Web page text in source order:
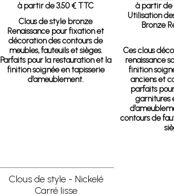
à partir de 3.50 € TTC
Clous de style bronze
Renaissance pour fixation et
décoration des contours de
meubles, fauteuils et sièges.
Parfaits pour la restauration et la
finition soignée en tapisserie
d’ameublement.
à partir de
Utilisation
Bronze
Ces clous
renaissance
finition
anciens et
parfaits
garnitures
contours de
Clous de style - Nickelé
Carré lisse